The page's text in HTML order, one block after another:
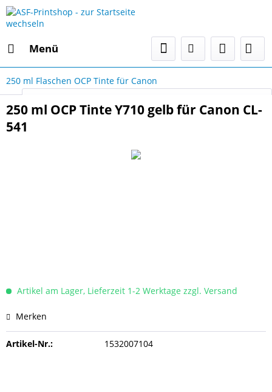
Menü
Select Language
250 ml Flaschen OCP Tinte für Canon
250 ml OCP Tinte Y710 gelb für Canon CL-
541
Artikel am Lager, Lieferzeit 1-2 Werktage zzgl. Versand
Merken
Artikel-Nr.: 1532007104